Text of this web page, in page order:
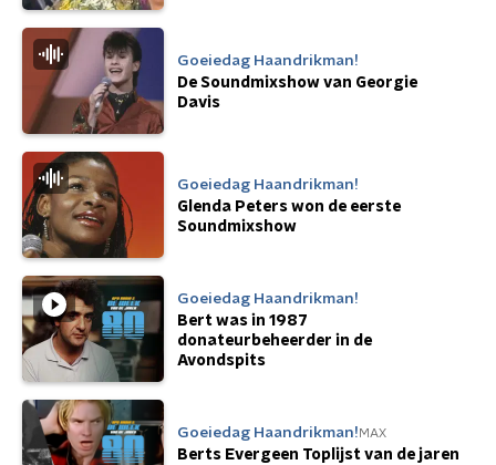
Goeiedag Haandrikman!
De Soundmixshow van Georgie
Davis
Goeiedag Haandrikman!
Glenda Peters won de eerste
Soundmixshow
Goeiedag Haandrikman!
Bert was in 1987
donateurbeheerder in de
Avondspits
Goeiedag Haandrikman! MAX
Berts Evergeen Toplijst van de jaren